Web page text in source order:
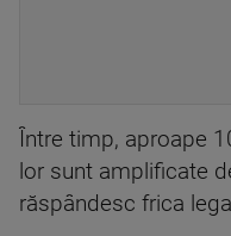
Între timp, aproape
lor sunt amplificate
răspândesc frica